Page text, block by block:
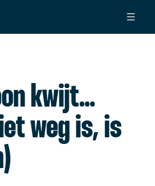
kwijt…
weg is, is